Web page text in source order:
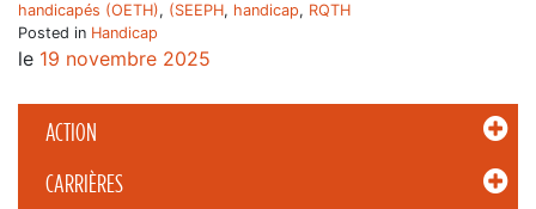
ACTION
CARRIÈRES
handicapés (OETH), (SEEPH, handicap, RQTH
Posted in Handicap
le 19 novembre 2025